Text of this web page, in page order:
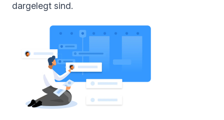
dargelegt sind.